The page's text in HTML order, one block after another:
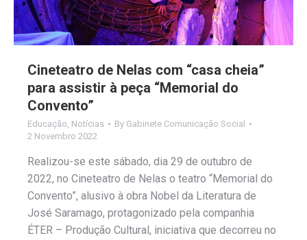
Cineteatro de Nelas com “casa cheia”
para assistir à peça “Memorial do
Convento”
Educação, Notícias By Gabinete Comunicação Social
2 Novembro 2022
Realizou-se este sábado, dia 29 de outubro de
2022, no Cineteatro de Nelas o teatro “Memorial do
Convento”, alusivo à obra Nobel da Literatura de
José Saramago, protagonizado pela companhia
ÉTER – Produção Cultural, iniciativa que decorreu no